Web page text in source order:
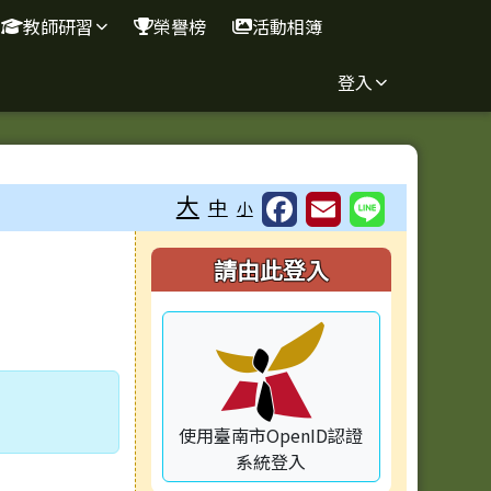
教師研習 榮譽榜 活動相簿
登入
⏸
大 中 小
右邊區域內容
請由此登入
使用臺南市OpenID認證
系統登入